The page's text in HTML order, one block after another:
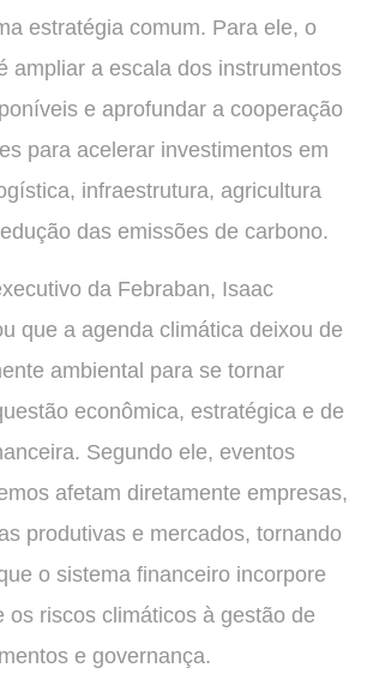
estratégia comum. Para ele, o
ampliar a escala dos instrumentos
e aprofundar a cooperação
para acelerar investimentos em
infraestrutura, agricultura
das emissões de carbono.
da Febraban, Isaac
que a agenda climática deixou de
ambiental para se tornar
econômica, estratégica e de
Segundo ele, eventos
afetam diretamente empresas,
produtivas e mercados, tornando
o sistema financeiro incorpore
os riscos climáticos à gestão de
e governança.